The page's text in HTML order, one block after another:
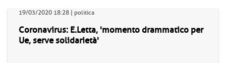
19/03/2020 18:28 | politica
Coronavirus: E.Letta, 'momento drammatico per
Ue, serve solidarietà'